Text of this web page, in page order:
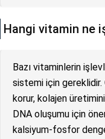
Hangi vitamin ne
Bazı vitaminlerin
sistemi için gereklidir.
korur, kolajen
DNA oluşumu için
kalsiyum-fosfor